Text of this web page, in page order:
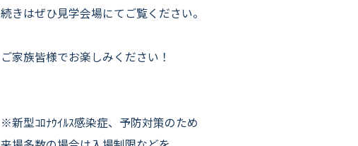
続きはぜひ見学会場にてご覧ください。
ご家族皆様でお楽しみください！
※新型ｺﾛﾅｳｲﾙｽ感染症、予防対策のため